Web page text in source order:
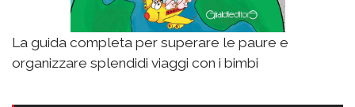
La guida completa per superare le paure e
organizzare splendidi viaggi con i bimbi